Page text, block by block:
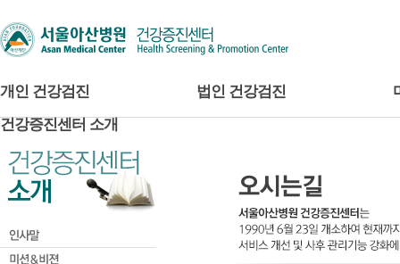
개인 건강검진 법인 건강검진
건강증진센터 소개